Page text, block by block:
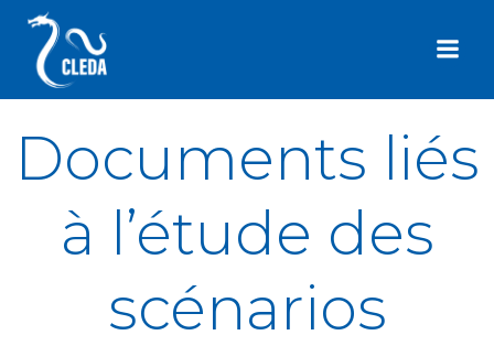
Documents liés
à l’étude des
scénarios